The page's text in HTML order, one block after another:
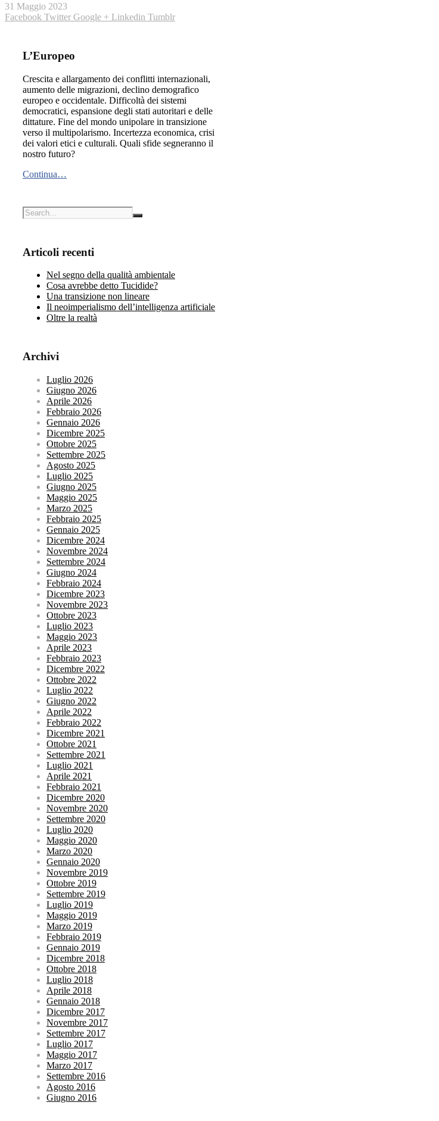
31 Maggio 2023
Facebook Twitter Google + Linkedin Tumblr
L’Europeo
Crescita e allargamento dei conflitti internazionali,
aumento delle migrazioni, declino demografico
europeo e occidentale. Difficoltà dei sistemi
democratici, espansione degli stati autoritari e delle
dittature. Fine del mondo unipolare in transizione
verso il multipolarismo. Incertezza economica, crisi
dei valori etici e culturali. Quali sfide segneranno il
nostro futuro?
Continua…
Articoli recenti
Nel segno della qualità ambientale
Cosa avrebbe detto Tucidide?
Una transizione non lineare
Il neoimperialismo dell’intelligenza artificiale
Oltre la realtà
Archivi
Luglio 2026
Giugno 2026
Aprile 2026
Febbraio 2026
Gennaio 2026
Dicembre 2025
Ottobre 2025
Settembre 2025
Agosto 2025
Luglio 2025
Giugno 2025
Maggio 2025
Marzo 2025
Febbraio 2025
Gennaio 2025
Dicembre 2024
Novembre 2024
Settembre 2024
Giugno 2024
Febbraio 2024
Dicembre 2023
Novembre 2023
Ottobre 2023
Luglio 2023
Maggio 2023
Aprile 2023
Febbraio 2023
Dicembre 2022
Ottobre 2022
Luglio 2022
Giugno 2022
Aprile 2022
Febbraio 2022
Dicembre 2021
Ottobre 2021
Settembre 2021
Luglio 2021
Aprile 2021
Febbraio 2021
Dicembre 2020
Novembre 2020
Settembre 2020
Luglio 2020
Maggio 2020
Marzo 2020
Gennaio 2020
Novembre 2019
Ottobre 2019
Settembre 2019
Luglio 2019
Maggio 2019
Marzo 2019
Febbraio 2019
Gennaio 2019
Dicembre 2018
Ottobre 2018
Luglio 2018
Aprile 2018
Gennaio 2018
Dicembre 2017
Novembre 2017
Settembre 2017
Luglio 2017
Maggio 2017
Marzo 2017
Settembre 2016
Agosto 2016
Giugno 2016